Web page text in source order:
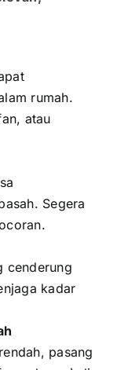
rumah.
atau
Segera
cenderung
kadar
pasang